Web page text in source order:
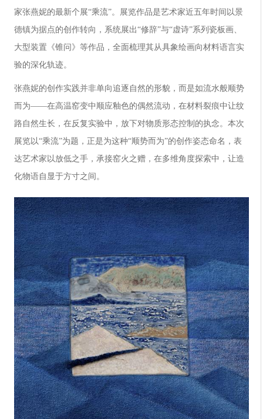
家张燕妮的最新个展“乘流”。展览作品是艺术家近五年时间以景
德镇为据点的创作转向，系统展出“修辞”与“虚诗”系列瓷板画、
大型装置《锥问》等作品，全面梳理其从具象绘画向材料语言实
验的深化轨迹。
张燕妮的创作实践并非单向追逐自然的形貌，而是如流水般顺势
而为——在高温窑变中顺应釉色的偶然流动，在材料裂痕中让纹
路自然生长，在反复实验中，放下对物质形态控制的执念。本次
展览以“乘流”为题，正是为这种“顺势而为”的创作姿态命名，表
达艺术家以放低之手，承接窑火之赠，在多维角度探索中，让造
化物语自显于方寸之间。